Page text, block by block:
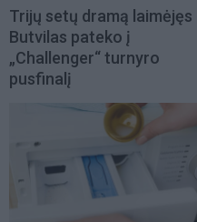
Trijų setų dramą laimėjęs
Butvilas pateko į
„Challenger“ turnyro
pusfinalį